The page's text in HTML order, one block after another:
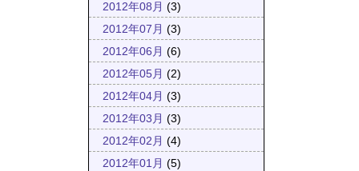
2012年08月 (3)
2012年07月 (3)
2012年06月 (6)
2012年05月 (2)
2012年04月 (3)
2012年03月 (3)
2012年02月 (4)
2012年01月 (5)